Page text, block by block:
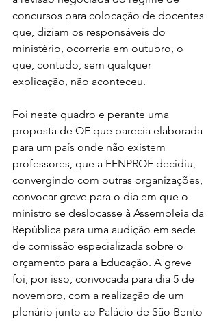
concursos para colocação de docentes
que, diziam os responsáveis do
ministério, ocorreria em outubro, o
que, contudo, sem qualquer
explicação, não aconteceu.
Foi neste quadro e perante uma
proposta de OE que parecia elaborada
para um país onde não existem
professores, que a FENPROF decidiu,
convergindo com outras organizações,
convocar greve para o dia em que o
ministro se deslocasse à Assembleia da
República para uma audição em sede
de comissão especializada sobre o
orçamento para a Educação. A greve
foi, por isso, convocada para dia 5 de
novembro, com a realização de um
plenário junto ao Palácio de São Bento